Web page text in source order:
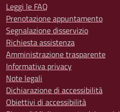
Leggi le FAQ
Prenotazione appuntamento
Segnalazione disservizio
Richiesta assistenza
Amministrazione trasparente
Informativa privacy
Note legali
Dichiarazione di accessibilità
Obiettivi di accessibilità